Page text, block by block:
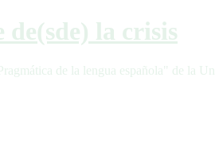
de(sde) la crisis
de la lengua española" de la